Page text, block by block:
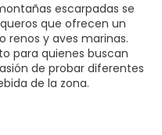
escarpadas se
que ofrecen un
renos y aves marinas.
para quienes buscan
de probar diferentes
de la zona.